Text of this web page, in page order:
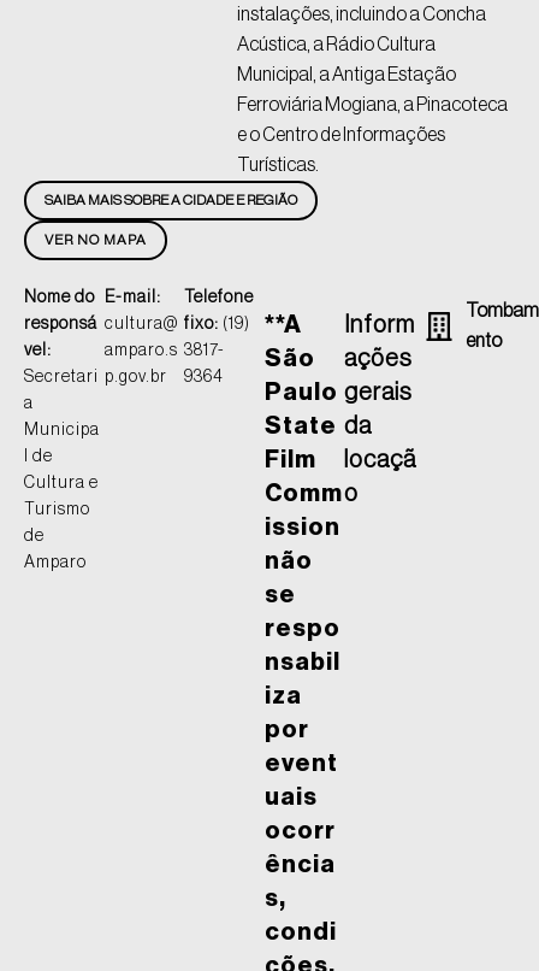
instalações, incluindo a Concha
Acústica, a Rádio Cultura
Municipal, a Antiga Estação
Ferroviária Mogiana, a Pinacoteca
e o Centro de Informações
Turísticas.
VER NO MAPA
SAIBA MAIS SOBRE A CIDADE E REGIÃO
Nome do
responsá
vel:
Secretari
a
Municipa
l de
Cultura e
Turismo
de
Amparo
E-mail:
cultura@
amparo.s
p.gov.br
Telefone
fixo: (19)
3817-
9364
**A
São
Paulo
State
Film
Comm
ission
não
se
respo
nsabil
iza
por
event
uais
ocorr
ência
s,
condi
ções,
Inform
ações
gerais
da
locaçã
o
Tombam
Ento